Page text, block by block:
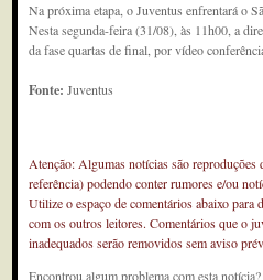
Na próxima etapa, o Juventus enfrentará o
Nesta segunda-feira (31/08), às 11h00, a
da fase quartas de final, por vídeo
Fonte:Juventus
Atenção: Algumas notícias são reproduções
referência) podendo conter rumores e/ou
Utilize o espaço de comentários abaixo para
com os outros leitores. Comentários que o
inadequados serão removidos sem aviso
Encontrou algum problema com esta